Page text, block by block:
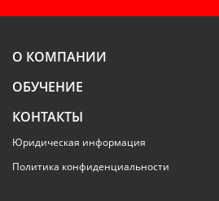
О КОМПАНИИ
ОБУЧЕНИЕ
КОНТАКТЫ
Юридическая информация
Политика конфиденциальности